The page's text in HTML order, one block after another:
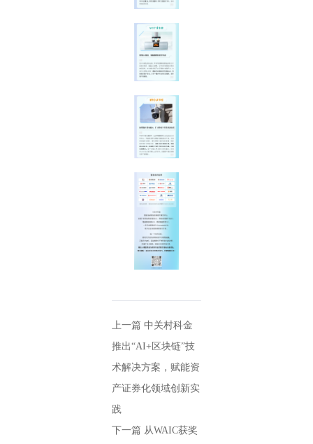
上一篇 中关村科金
推出“AI+区块链”技
术解决方案，赋能资
产证券化领域创新实
践
下一篇 从WAIC获奖